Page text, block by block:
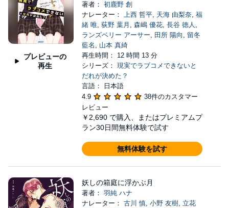
プレビューの
再生
著者： 初鹿野 創
ナレーター： 上西 哲平, 天海 由梨奈, 福
緒 唯, 荻野 葉月 , 森嶋 優花, 長谷 徳人 ,
ランズベリー アーサー, 田所 陽向 , 留冬
藍名 , 山本 真綺
再生時間： 12 時間 13 分
シリーズ： 現実でラブコメできないと
だれが決めた？
言語： 日本語
4.9
38件のカスタマー
レビュー
￥2,690 で購入、またはプレミアムプ
ラン30日間無料体験で試す
無料体験を試す
妖しの箱庭に浮かぶ月
著者： 羽純 ハナ
ナレーター： 古川 慎, 小野 友樹, 立花